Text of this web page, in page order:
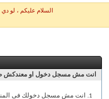
السلام عليكم ، لو
انت مش مسجل دخول او معندكش
انت مش مسجل دخولك فى